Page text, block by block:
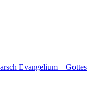
Evangelium – Gottes